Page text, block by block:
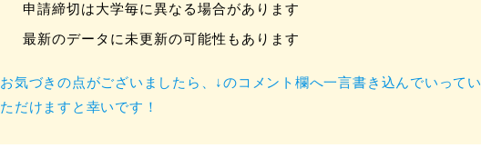
申請締切は大学毎に異なる場合があります
最新のデータに未更新の可能性もあります
お気づきの点がございましたら、↓のコメント欄へ一言書き込んでいってい
ただけますと幸いです！